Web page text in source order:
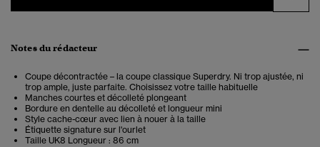
Notes du rédacteur
Coupe décontractée – la coupe classique Superdry. Ni trop ajustée, ni
trop ample, juste parfaite. Choisissez votre taille habituelle
Manches courtes et décolleté plongeant
Bordure en dentelle au décolleté et longueur mini
Style cache-cœur avec lien à nouer à la taille
Étiquette signature sur l'ourlet
Taille UK8 Longueur : 86 cm